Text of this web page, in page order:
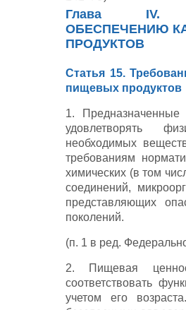
Глава IV.
ОБЕСПЕЧЕНИЮ
ПРОДУКТОВ
Статья 15.
пищевых продуктов
1.
удовлетворять
необходимых
требованиям
химических (в том
соединений,
представляющих
поколений.
(п. 1 в ред.
2. Пищевая
соответствовать
учетом его